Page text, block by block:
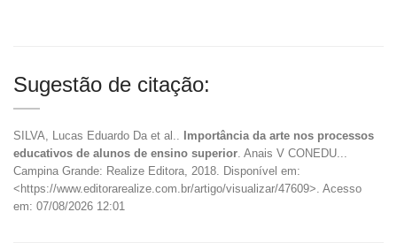
Sugestão de citação:
SILVA, Lucas Eduardo Da et al.. Importância da arte nos processos
educativos de alunos de ensino superior . Anais V CONEDU...
Campina Grande: Realize Editora, 2018. Disponível em:
<https://www.editorarealize.com.br/artigo/visualizar/47609>. Acesso
em: 07/08/2026 12:01